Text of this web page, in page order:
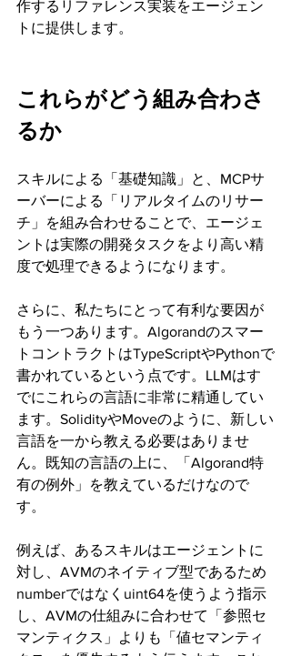
作するリファレンス実装をエージェン
トに提供します。
これらがどう組み合わさ
るか
スキルによる「基礎知識」と、MCPサ
ーバーによる「リアルタイムのリサー
チ」を組み合わせることで、エージェ
ントは実際の開発タスクをより高い精
度で処理できるようになります。
さらに、私たちにとって有利な要因が
もう一つあります。Algorandのスマー
トコントラクトはTypeScriptやPythonで
書かれているという点です。LLMはす
でにこれらの言語に非常に精通してい
ます。SolidityやMoveのように、新しい
言語を一から教える必要はありませ
ん。既知の言語の上に、「Algorand特
有の例外」を教えているだけなので
す。
例えば、あるスキルはエージェントに
対し、AVMのネイティブ型であるため
numberではなくuint64を使うよう指示
し、AVMの仕組みに合わせて「参照セ
マンティクス」よりも「値セマンティ